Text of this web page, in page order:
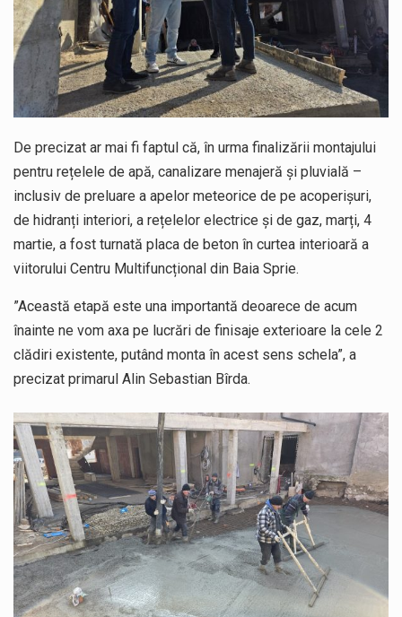
De precizat ar mai fi faptul că, în urma finalizării montajului
pentru rețelele de apă, canalizare menajeră și pluvială –
inclusiv de preluare a apelor meteorice de pe acoperișuri,
de hidranți interiori, a rețelelor electrice și de gaz, marți, 4
martie, a fost turnată placa de beton în curtea interioară a
viitorului Centru Multifuncțional din Baia Sprie.
”Această etapă este una importantă deoarece de acum
înainte ne vom axa pe lucrări de finisaje exterioare la cele 2
clădiri existente, putând monta în acest sens schela”, a
precizat primarul Alin Sebastian Bîrda.